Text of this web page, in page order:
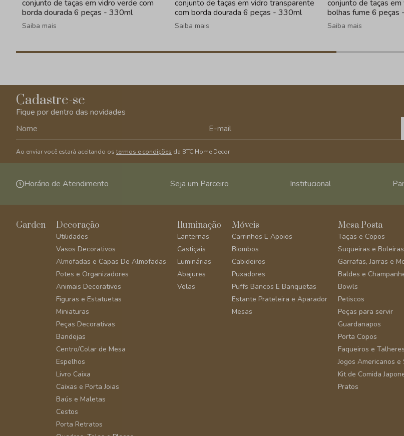
conjunto de taças em vidro verde com
borda dourada 6 peças - 330ml
Saiba mais
conjunto de taças em vidro transparente
com borda dourada 6 peças - 330ml
Saiba mais
conjunto de taças
bolhas fume 6 peças
Saiba mais
Cadastre-se
Fique por dentro das novidades
Ao enviar você estará aceitando os termos e condições da BTC Home Decor
Horário de Atendimento Seja um Parceiro Institucional
Garden Decoração
Utilidades
Vasos Decorativos
Almofadas e Capas De Almofadas
Potes e Organizadores
Animais Decorativos
Figuras e Estatuetas
Miniaturas
Peças Decorativas
Bandejas
Centro/Colar de Mesa
Espelhos
Livro Caixa
Caixas e Porta Joias
Baús e Maletas
Cestos
Porta Retratos
Iluminação
Lanternas
Castiçais
Luminárias
Abajures
Velas
Móveis
Carrinhos E Apoios
Biombos
Cabideiros
Puxadores
Puffs Bancos E Banquetas
Estante Prateleira e Aparador
Mesas
Mesa Posta
Taças e Copos
Suqueiras e Boleiras
Garrafas, Jarras e
Baldes e
Bowls
Petiscos
Peças para servir
Guardanapos
Porta Copos
Faqueiros e Talheres
Jogos Americanos e
Kit de Comida
Pratos